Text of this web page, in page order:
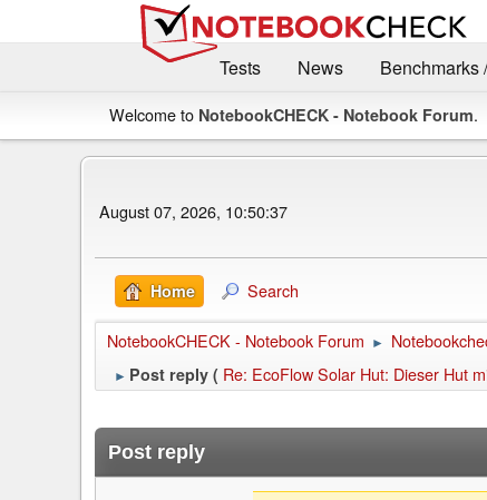
Tests
News Benchmarks
Welcome to NotebookCHECK - Notebook Forum.
August 07, 2026, 10:50:37
Home Search
NotebookCHECK - Notebook Forum ►
► Post reply ( Re: EcoFlow Solar Hut: Dieser Hut
Post reply